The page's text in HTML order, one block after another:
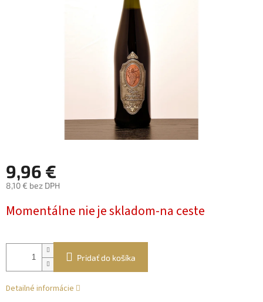
9,96 €
8,10 € bez DPH
cena:
Momentálne nie je skladom-na ceste
Pridať do košíka
Detailné informácie